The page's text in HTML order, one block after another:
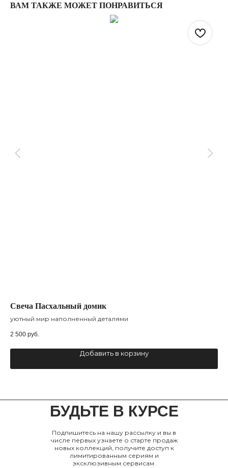
ВАМ ТАКЖЕ МОЖЕТ ПОНРАВИТЬСЯ
Свеча Пасхальный домик
уютный мир наполненный деталями
2 500 руб.
Добавить в корзину
Подпишитесь на нашу рассылку и вы в
числе первых узнаете о старте продаж
новых коллекций, получите доступ к
лимитированным сериям и
эксклюзивным сервисам.
БУДЬТЕ В КУРСЕ